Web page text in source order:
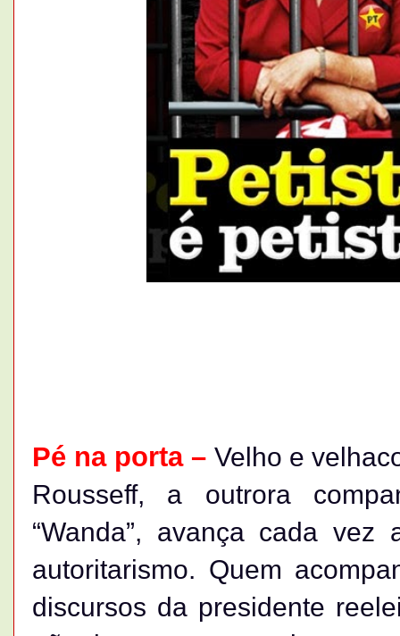
Pé na porta – Velho e
Rousseff, a outrora
“Wanda”, avança cada
autoritarismo. Quem
discursos da presidente